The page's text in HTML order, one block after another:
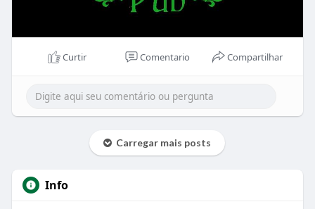
Curtir Comentario Compartilhar
Carregar mais posts
Info